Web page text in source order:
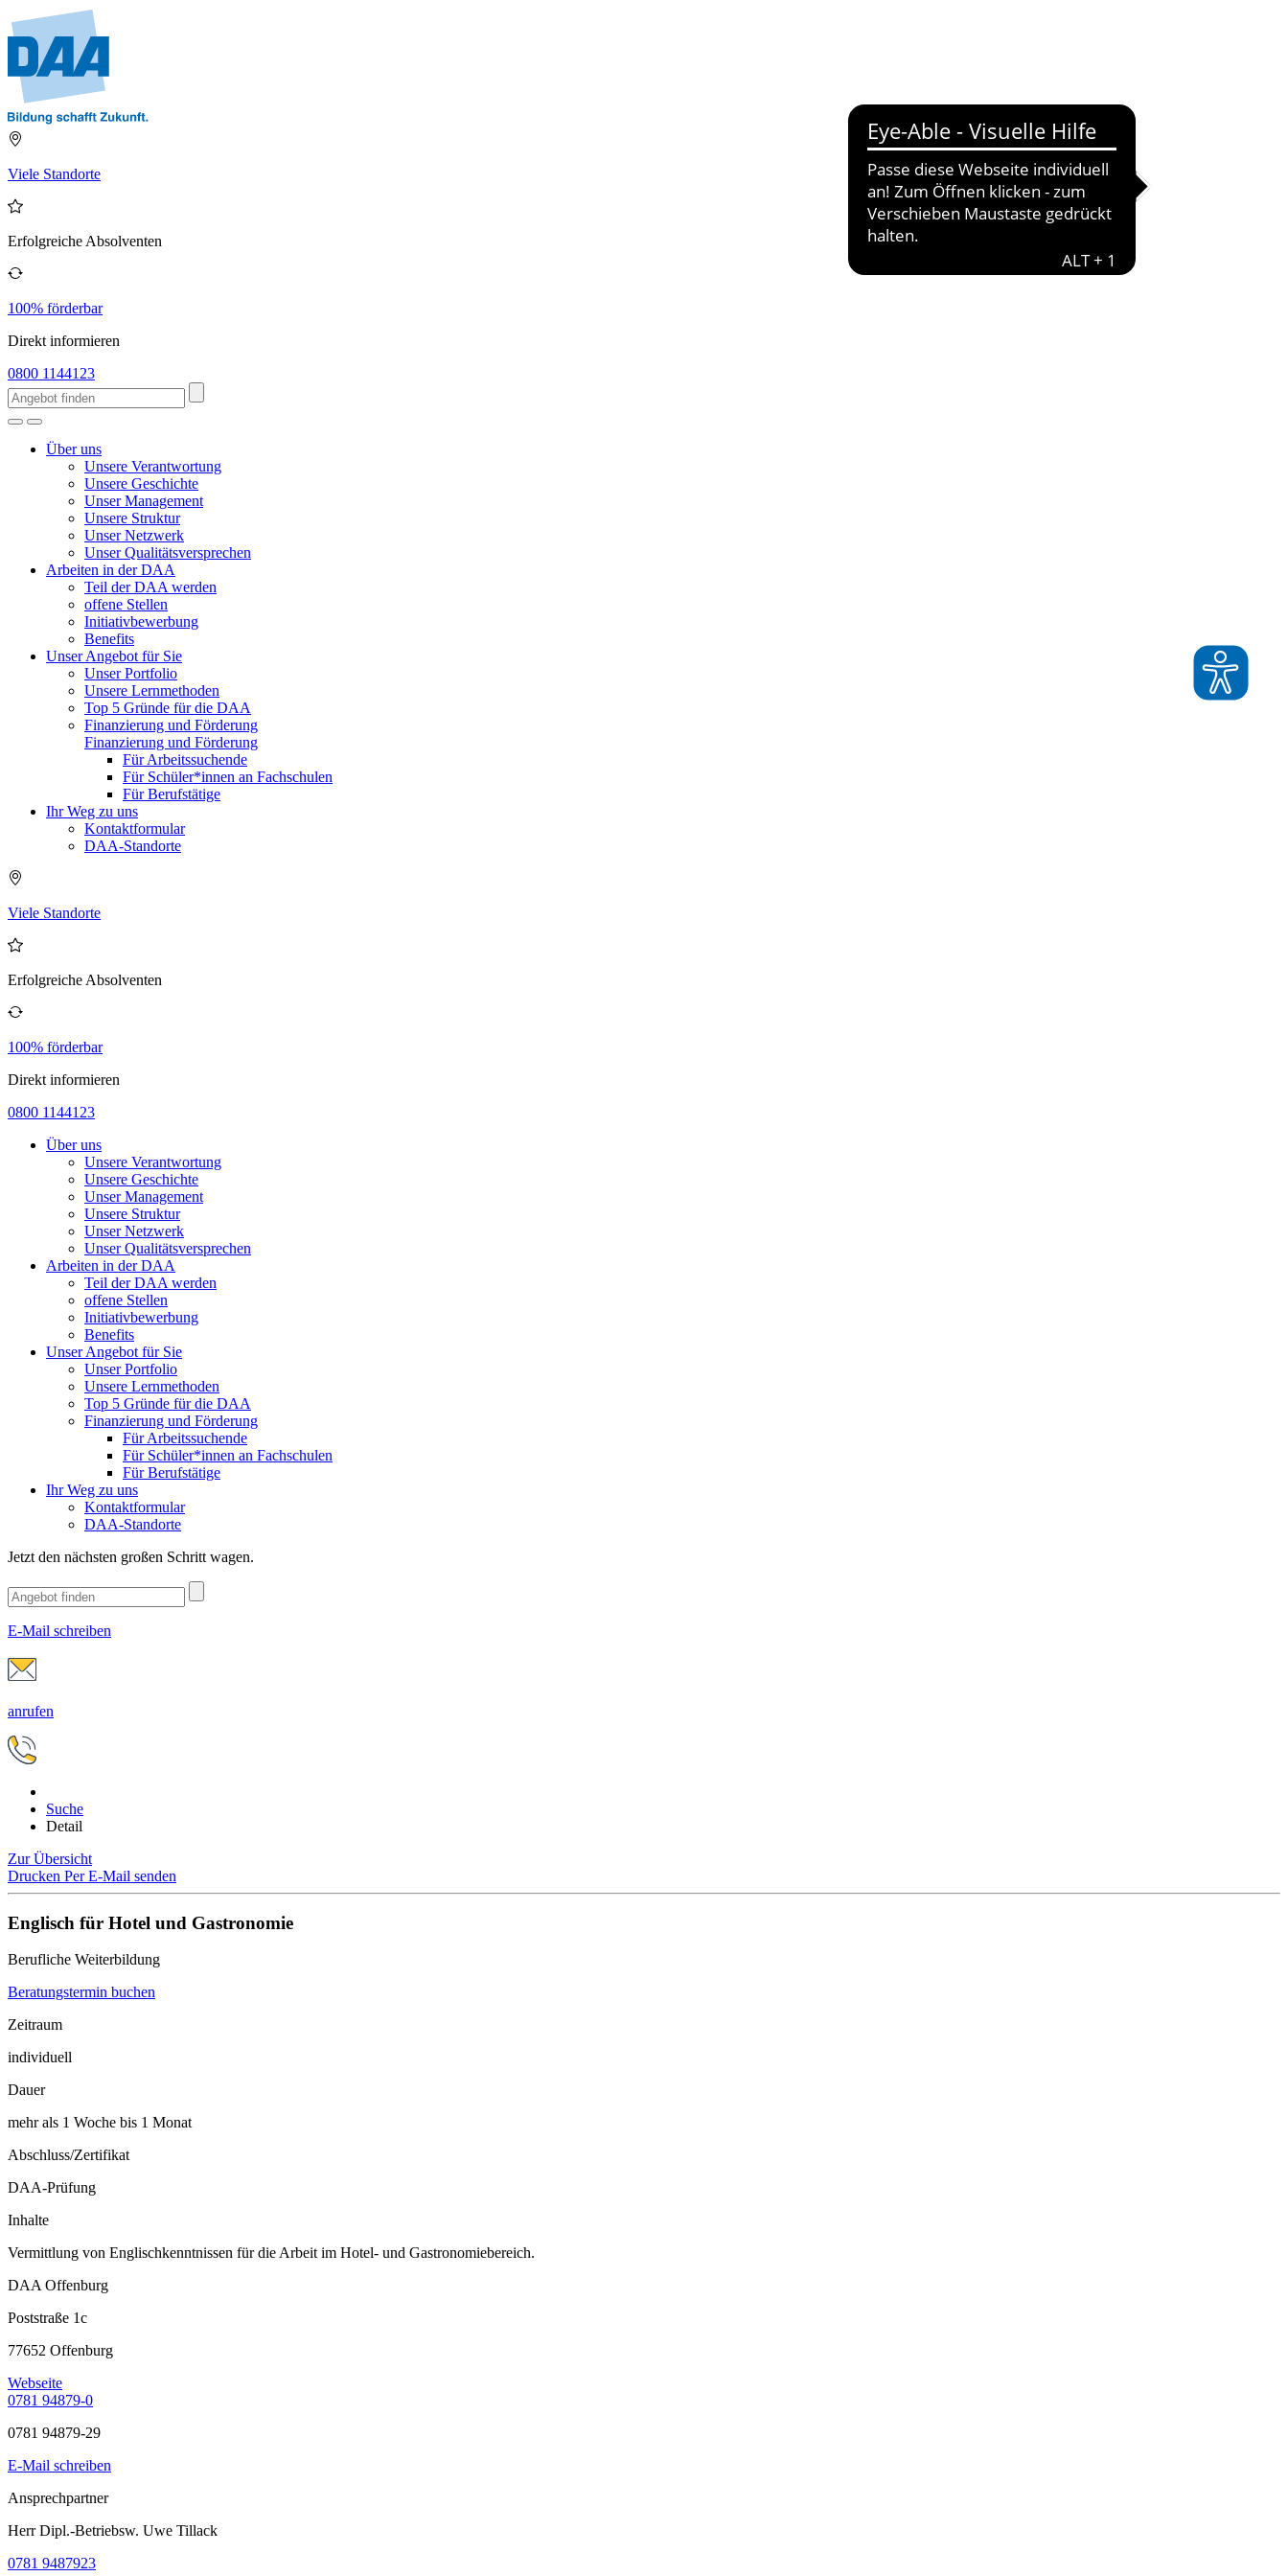
Viele Standorte
Erfolgreiche Absolventen
100% förderbar
Direkt informieren
0800 1144123
Über uns
Unsere Verantwortung
Unsere Geschichte
Unser Management
Unsere Struktur
Unser Netzwerk
Unser Qualitätsversprechen
Arbeiten in der DAA
Teil der DAA werden
offene Stellen
Initiativbewerbung
Benefits
Unser Angebot für Sie
Unser Portfolio
Unsere Lernmethoden
Top 5 Gründe für die DAA
Finanzierung und Förderung
Finanzierung und Förderung
Für Arbeitssuchende
Für Schüler*innen an Fachschulen
Für Berufstätige
Ihr Weg zu uns
Kontaktformular
DAA-Standorte
Viele Standorte
Erfolgreiche Absolventen
100% förderbar
Direkt informieren
0800 1144123
Über uns
Unsere Verantwortung
Unsere Geschichte
Unser Management
Unsere Struktur
Unser Netzwerk
Unser Qualitätsversprechen
Arbeiten in der DAA
Teil der DAA werden
offene Stellen
Initiativbewerbung
Benefits
Unser Angebot für Sie
Unser Portfolio
Unsere Lernmethoden
Top 5 Gründe für die DAA
Finanzierung und Förderung
Für Arbeitssuchende
Für Schüler*innen an Fachschulen
Für Berufstätige
Ihr Weg zu uns
Kontaktformular
DAA-Standorte
Jetzt den nächsten großen Schritt wagen.
E-Mail schreiben
anrufen
Suche
Detail
Zur Übersicht
Drucken Per E-Mail senden
Englisch für Hotel und Gastronomie
Berufliche Weiterbildung
Beratungstermin buchen
Zeitraum
individuell
Dauer
mehr als 1 Woche bis 1 Monat
Abschluss/Zertifikat
DAA-Prüfung
Inhalte
Vermittlung von Englischkenntnissen für die Arbeit im Hotel- und Gastronomiebereich.
DAA Offenburg
Poststraße 1c
77652 Offenburg
Webseite
0781 94879-0
0781 94879-29
E-Mail schreiben
Ansprechpartner
Herr Dipl.-Betriebsw. Uwe Tillack
0781 9487923